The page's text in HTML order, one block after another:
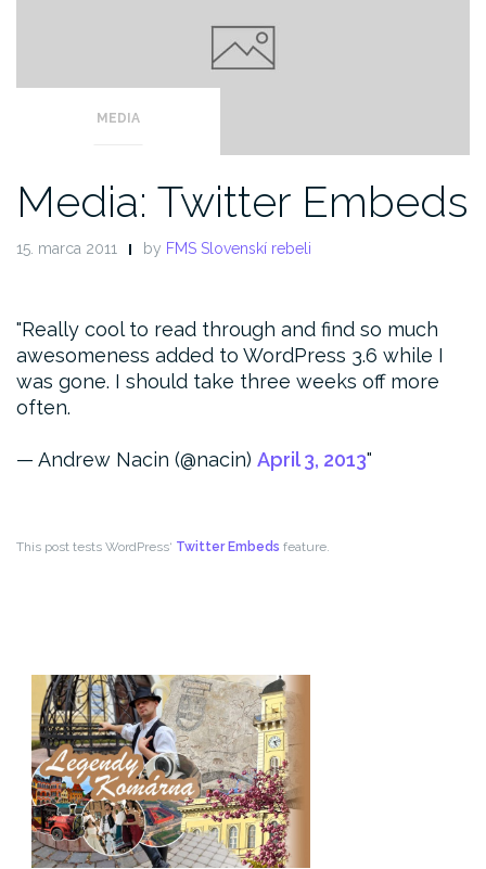
MEDIA
Media: Twitter Embeds
15. marca 2011 by FMS Slovenskí rebeli
Really cool to read through and find so much
awesomeness added to WordPress 3.6 while I
was gone. I should take three weeks off more
often.
— Andrew Nacin (@nacin) April 3, 2013
This post tests WordPress‘ Twitter Embeds feature.